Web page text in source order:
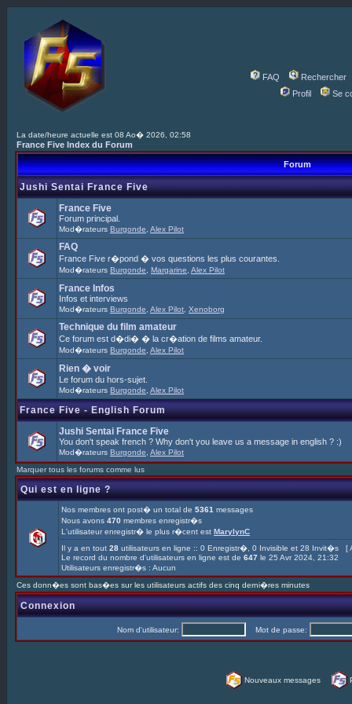
FAQ
Rechercher
Profil
Se
La date/heure actuelle est 08 Ao� 2026, 02:58
France Five Index du Forum
Forum
Jushi Sentai France Five
France Five
Forum principal.
Mod�rateurs Burgonde Alex Pilot
FAQ
France Five r�pond � vos questions les plus courantes.
Mod�rateurs Burgonde Margarine Alex Pilot
France Infos
Infos et interviews
Mod�rateurs Burgonde Alex Pilot Xenoborg
Technique du film amateur
Ce forum est d�di� � la cr�ation de films amateur.
Mod�rateurs Burgonde Alex Pilot
Rien � voir
Le forum du hors-sujet.
Mod�rateurs Burgonde Alex Pilot
France Five - English Forum
Jushi Sentai France Five
You don't speak french ? Why don't you leave us a message in english ? :)
Mod�rateurs Burgonde Alex Pilot
Marquer tous les forums comme lus
Qui est en ligne ?
Nos membres ont post� un total de 5361 messages
Nous avons 470 membres enregistr�s
L'utilisateur enregistr� le plus r�cent est MarylynC
Il y a en tout 28 utilisateurs en ligne :: 0 Enregistr�, 0 Invisible et 28 Invit�s [
Le record du nombre d'utilisateurs en ligne est de 647 le 25 Avr 2024, 21:32
Utilisateurs enregistr�s : Aucun
Ces donn�es sont bas�es sur les utilisateurs actifs des cinq derni�res minutes
Connexion
Nom d'utilisateur: Mot de passe:
Nouveaux messages